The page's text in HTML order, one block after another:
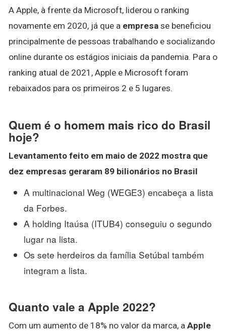
A Apple, à frente da Microsoft, liderou o ranking
novamente em 2020, já que a empresa se beneficiou
principalmente de pessoas trabalhando e socializando
online durante os estágios iniciais da pandemia. Para o
ranking atual de 2021, Apple e Microsoft foram
rebaixados para os primeiros 2 e 5 lugares.
Quem é o homem mais rico do Brasil
hoje?
Levantamento feito em maio de 2022 mostra que
dez empresas geraram 89 bilionários no Brasil
A multinacional Weg (WEGE3) encabeça a lista
da Forbes.
A holding Itaúsa (ITUB4) conseguiu o segundo
lugar na lista.
Os sete herdeiros da família Setúbal também
integram a lista.
Quanto vale a Apple 2022?
Com um aumento de 18% no valor da marca, a Apple